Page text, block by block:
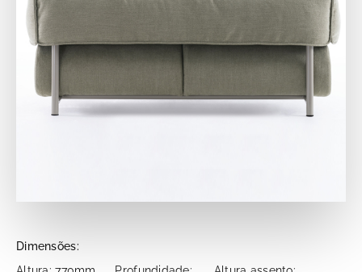
Dimensões: